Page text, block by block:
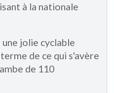
à la nationale
jolie cyclable
de ce qui s'avère
de 110